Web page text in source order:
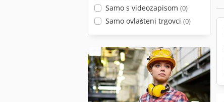
Samo s videozapisom (0)
Samo ovlašteni trgovci (0)